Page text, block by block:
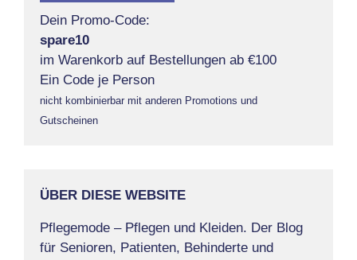
Dein Promo-Code:
spare10
im Warenkorb auf Bestellungen ab €100
Ein Code je Person
nicht kombinierbar mit anderen Promotions und
Gutscheinen
ÜBER DIESE WEBSITE
Pflegemode – Pflegen und Kleiden. Der Blog
für Senioren, Patienten, Behinderte und